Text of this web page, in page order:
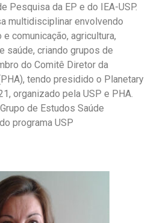
Pesquisa da EP e do IEA-USP.
multidisciplinar envolvendo
comunicação, agricultura,
saúde, criando grupos de
do Comitê Diretor da
tendo presidido o Planetary
organizado pela USP e PHA.
de Estudos Saúde
programa USP